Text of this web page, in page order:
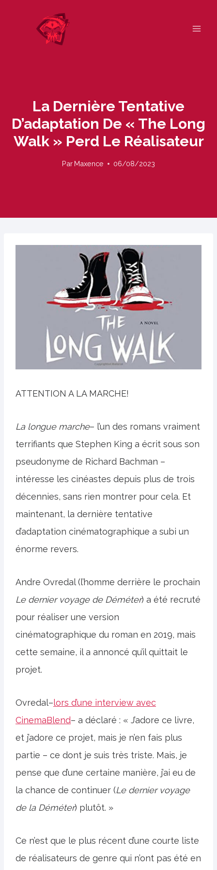
La Dernière Tentative
D’adaptation De « The Long
Walk » Perd Le Réalisateur
Par Maxence 06/08/2023
ATTENTION A LA MARCHE!
La longue marche– l’un des romans vraiment
terrifiants que Stephen King a écrit sous son
pseudonyme de Richard Bachman –
intéresse les cinéastes depuis plus de trois
décennies, sans rien montrer pour cela. Et
maintenant, la dernière tentative
d’adaptation cinématographique a subi un
énorme revers.
Andre Ovredal (l’homme derrière le prochain
Le dernier voyage de Déméter) a été recruté
pour réaliser une version
cinématographique du roman en 2019, mais
cette semaine, il a annoncé qu’il quittait le
projet.
Ovredal–lors d’une interview avec
CinemaBlend– a déclaré : « J’adore ce livre,
et j’adore ce projet, mais je n’en fais plus
partie – ce dont je suis très triste. Mais, je
pense que d’une certaine manière, j’ai eu de
la chance de continuer (Le dernier voyage
de la Déméter) plutôt. »
Ce n’est que le plus récent d’une courte liste
de réalisateurs de genre qui n’ont pas été en